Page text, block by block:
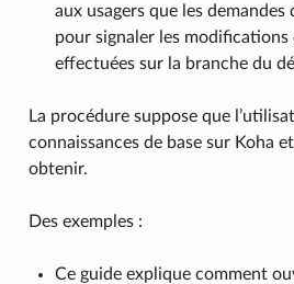
aux usagers que les
pour signaler les modifications
effectuées sur la branche du
La procédure suppose que
connaissances de base sur Koha
obtenir.
Des exemples :
Ce guide explique comment